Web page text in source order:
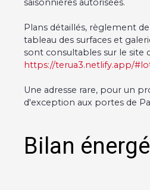
saisonnières autorisées.
Plans détaillés, règlement
tableau des surfaces et
sont consultables sur le site
https://terua3.netlify.app/
Une adresse rare, pour un
d'exception aux portes de
Bilan